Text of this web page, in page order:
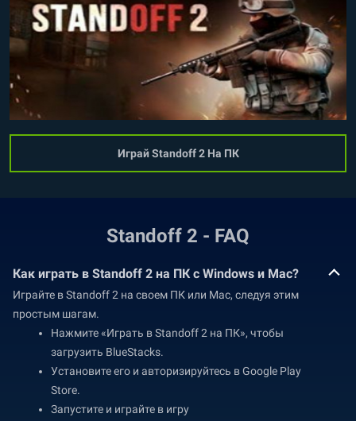
Играй Standoff 2 На ПК
Standoff 2 - FAQ
Как играть в Standoff 2 на ПК с Windows и Mac?
Играйте в Standoff 2 на своем ПК или Mac, следуя этим
простым шагам.
Нажмите «Играть в Standoff 2 на ПК», чтобы
загрузить BlueStacks.
Установите его и авторизируйтесь в Google Play
Store.
Запустите и играйте в игру